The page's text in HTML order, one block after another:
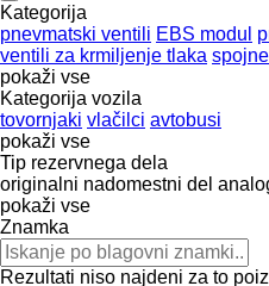
Kategorija
pnevmatski ventili EBS modul
ventili za krmiljenje tlaka
pokaži vse
Kategorija vozila
tovornjaki vlačilci avtobusi
pokaži vse
Tip rezervnega dela
originalni nadomestni del
pokaži vse
Znamka
Rezultati niso najdeni za to